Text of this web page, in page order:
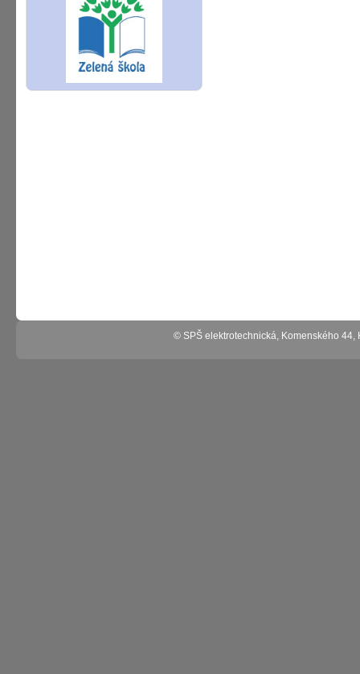
© SPŠ elektrotechnická, Komenského